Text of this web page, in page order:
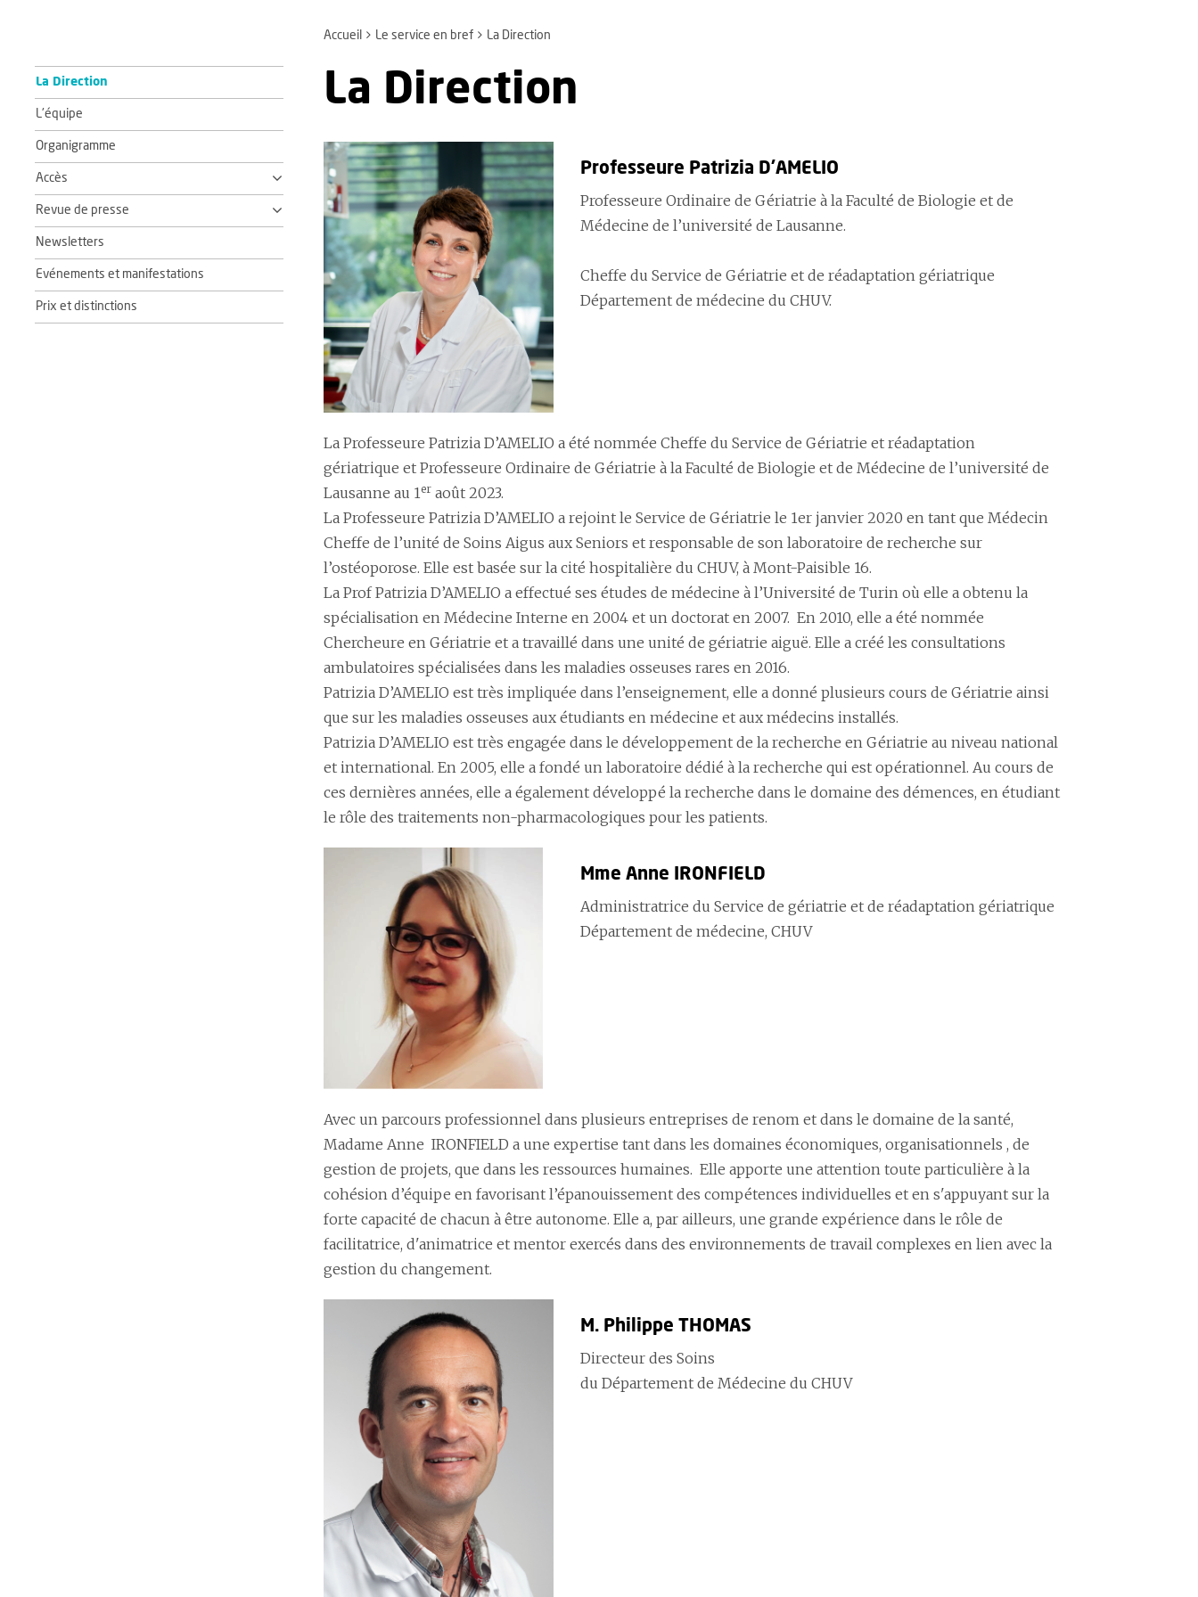
Accueil Le service en bref La Direction
La Direction
L'équipe
Organigramme
Accès
Revue de presse
Newsletters
Evénements et manifestations
Prix et distinctions
La Direction
Professeure Patrizia D'AMELIO
Professeure Ordinaire de Gériatrie à la Faculté de Biologie et de
Médecine de l’université de Lausanne.
Cheffe du Service de Gériatrie et de réadaptation gériatrique
Département de médecine du CHUV.
La Professeure Patrizia D’AMELIO a été nommée Cheffe du Service de Gériatrie et réadaptation
gériatrique et Professeure Ordinaire de Gériatrie à la Faculté de Biologie et de Médecine de l’université de
Lausanne au 1 er août 2023.
La Professeure Patrizia D’AMELIO a rejoint le Service de Gériatrie le 1er janvier 2020 en tant que Médecin
Cheffe de l’unité de Soins Aigus aux Seniors et responsable de son laboratoire de recherche sur
l’ostéoporose. Elle est basée sur la cité hospitalière du CHUV, à Mont-Paisible 16.
La Prof Patrizia D’AMELIO a effectué ses études de médecine à l’Université de Turin où elle a obtenu la
spécialisation en Médecine Interne en 2004 et un doctorat en 2007. En 2010, elle a été nommée
Chercheure en Gériatrie et a travaillé dans une unité de gériatrie aiguë. Elle a créé les consultations
ambulatoires spécialisées dans les maladies osseuses rares en 2016.
Patrizia D’AMELIO est très impliquée dans l’enseignement, elle a donné plusieurs cours de Gériatrie ainsi
que sur les maladies osseuses aux étudiants en médecine et aux médecins installés.
Patrizia D’AMELIO est très engagée dans le développement de la recherche en Gériatrie au niveau national
et international. En 2005, elle a fondé un laboratoire dédié à la recherche qui est opérationnel. Au cours de
ces dernières années, elle a également développé la recherche dans le domaine des démences, en étudiant
le rôle des traitements non-pharmacologiques pour les patients.
Mme Anne IRONFIELD
Administratrice du Service de gériatrie et de réadaptation gériatrique
Département de médecine, CHUV
Avec un parcours professionnel dans plusieurs entreprises de renom et dans le domaine de la santé,
Madame Anne IRONFIELD a une expertise tant dans les domaines économiques, organisationnels , de
gestion de projets, que dans les ressources humaines. Elle apporte une attention toute particulière à la
cohésion d’équipe en favorisant l’épanouissement des compétences individuelles et en s'appuyant sur la
forte capacité de chacun à être autonome. Elle a, par ailleurs, une grande expérience dans le rôle de
facilitatrice, d'animatrice et mentor exercés dans des environnements de travail complexes en lien avec la
gestion du changement.
M. Philippe THOMAS
Directeur des Soins
du Département de Médecine du CHUV